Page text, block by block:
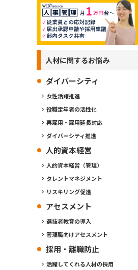
人材に関するお悩み
ダイバーシティ
女性活躍推進
役職定年者の活性化
再雇用・雇用延長対応
ダイバーシティ推進
人的資本経営
人的資本経営（管理）
タレントマネジメント
リスキリング促進
アセスメント
選抜者教育の導入
管理職向けアセスメント
採用・離職防止
活躍してくれる人材の採用